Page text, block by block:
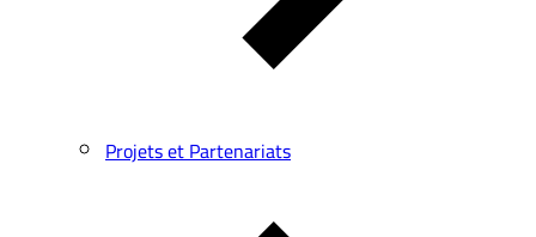
Projets et Partenariats